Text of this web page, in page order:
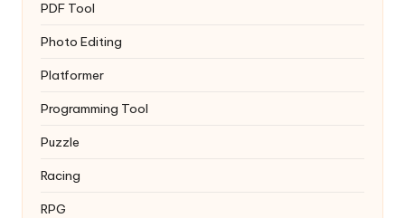
PDF Tool
Photo Editing
Platformer
Programming Tool
Puzzle
Racing
RPG